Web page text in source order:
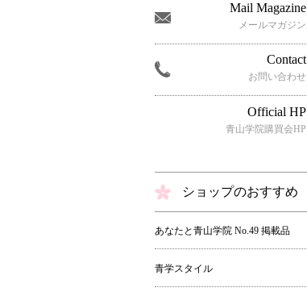
Mail Magazine
メールマガジン
Contact
お問い合わせ
Official HP
青山学院購買会HP
ショップのおすすめ
あなたと青山学院 No.49 掲載品
青学スタイル